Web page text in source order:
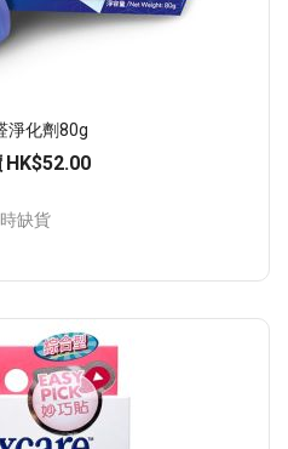
淨化劑80g
HK$52.00
缺貨
清單